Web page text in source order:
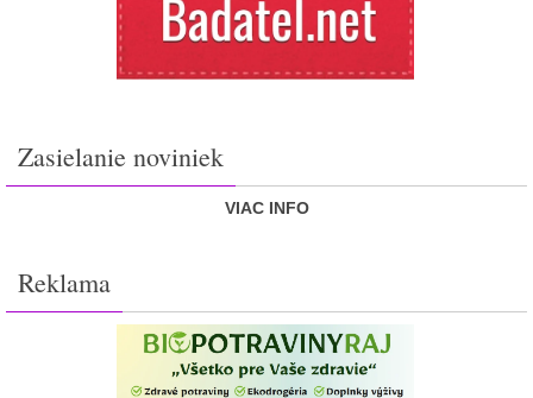
Zasielanie noviniek
VIAC INFO
Reklama